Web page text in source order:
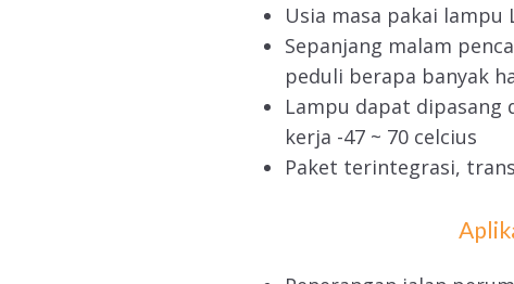
Usia masa pakai lampu
Sepanjang malam
peduli berapa banyak
Lampu dapat dipasang
kerja -47 ~ 70 celcius
Paket terintegrasi,